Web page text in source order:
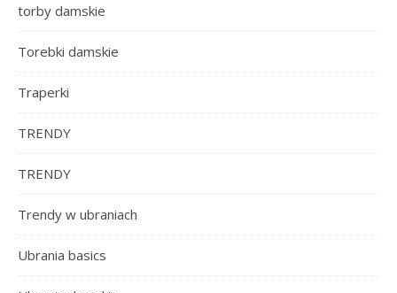
torby damskie
Torebki damskie
Traperki
TRENDY
TRENDY
Trendy w ubraniach
Ubrania basics